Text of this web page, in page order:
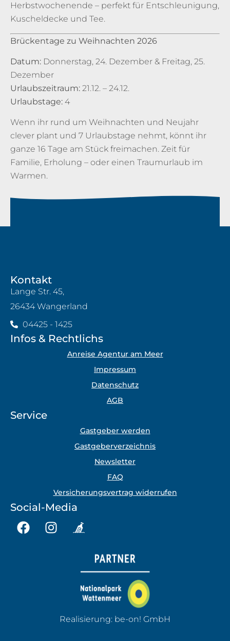
Herbstwochenende – perfekt für Entschleunigung,
Kuscheldecke und Tee.
Brückentage zu Weihnachten 2026
Datum: Donnerstag, 24. Dezember & Freitag, 25.
Dezember
Urlaubszeitraum: 21.12. – 24.12.
Urlaubstage: 4
Wenn ihr rund um Weihnachten und Neujahr
clever plant und 7 Urlaubstage nehmt, könnt ihr
ganze 16 Tage am Stück freimachen. Zeit für
Familie, Erholung – oder einen Traumurlaub im
Warmen.
Kontakt
Lange Str. 45,
26434 Wangerland
04425 - 1425
Infos & Rechtlichs
Anreise Agentur am Meer
Impressum
Datenschutz
AGB
Service
Gastgeber werden
Gastgeberverzeichnis
Newsletter
FAQ
Versicherungsvertrag widerrufen
Social-Media
Realisierung: be-on! GmbH